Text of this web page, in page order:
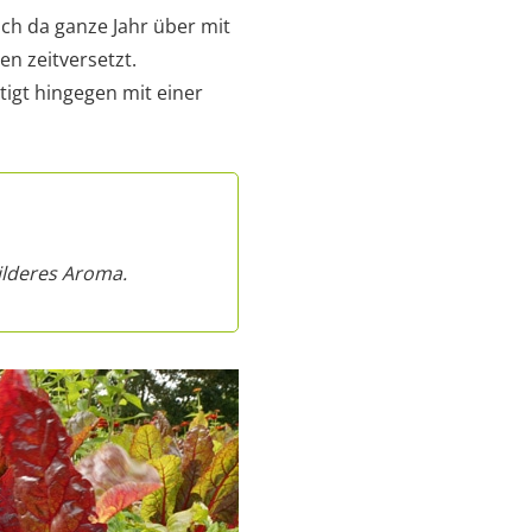
da ganze Jahr über mit
zeitversetzt.
hingegen mit einer
Aroma.